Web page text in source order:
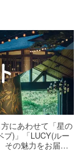
にあわせて「星の
)」「LUCY(ルー
その魅力をお届け